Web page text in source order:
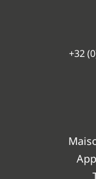
+32